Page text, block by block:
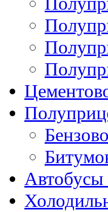
Автобусы